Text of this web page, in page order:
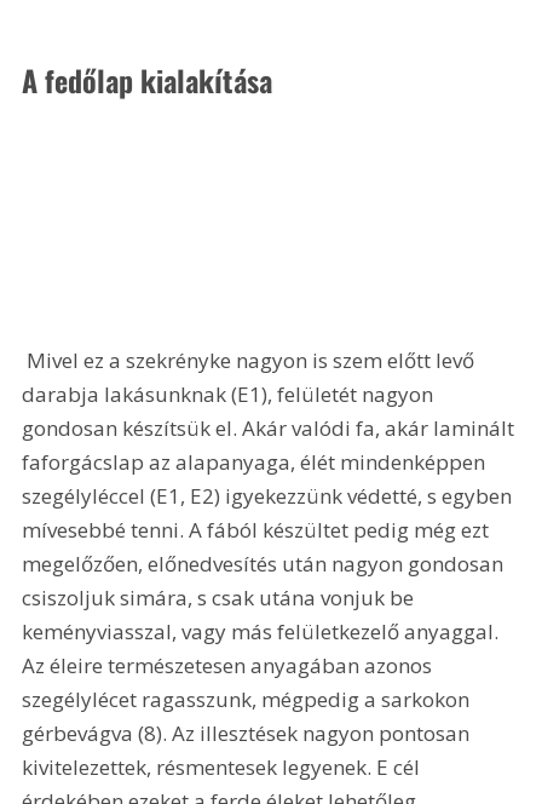
A fedőlap kialakítása
darabja lakásunknak (E1), felületét nagyon
gondosan készítsük el. Akár valódi fa, akár laminált
faforgácslap az alapanyaga, élét mindenképpen
szegélyléccel (E1, E2) igyekezzünk védetté, s egyben
mívesebbé tenni. A fából készültet pedig még ezt
megelőzően, előnedvesítés után nagyon gondosan
csiszoljuk simára, s csak utána vonjuk be
keményviasszal, vagy más felületkezelő anyaggal.
Az éleire természetesen anyagában azonos
szegélylécet ragasszunk, mégpedig a sarkokon
gérbevágva (8). Az illesztések nagyon pontosan
kivitelezettek, résmentesek legyenek. E cél